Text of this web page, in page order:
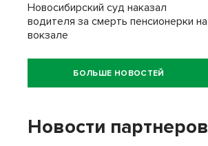
Новосибирский суд наказал
водителя за смерть пенсионерки на
вокзале
БОЛЬШЕ НОВОСТЕЙ
Новости партнеров